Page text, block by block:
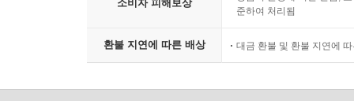
소비자 피해보상
준하여 처리됨
환불 지연에 따른 배상 대금 환불 및 환불 지연에